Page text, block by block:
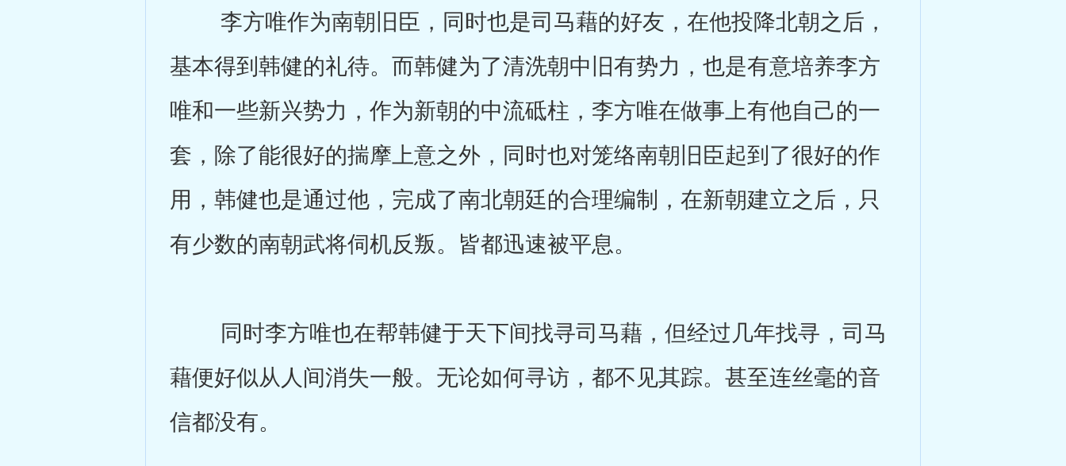
李方唯作为南朝旧臣，同时也是司马藉的好友，在他投降北朝之后，
基本得到韩健的礼待。而韩健为了清洗朝中旧有势力，也是有意培养李方
唯和一些新兴势力，作为新朝的中流砥柱，李方唯在做事上有他自己的一
套，除了能很好的揣摩上意之外，同时也对笼络南朝旧臣起到了很好的作
用，韩健也是通过他，完成了南北朝廷的合理编制，在新朝建立之后，只
有少数的南朝武将伺机反叛。皆都迅速被平息。
同时李方唯也在帮韩健于天下间找寻司马藉，但经过几年找寻，司马
藉便好似从人间消失一般。无论如何寻访，都不见其踪。甚至连丝毫的音
信都没有。